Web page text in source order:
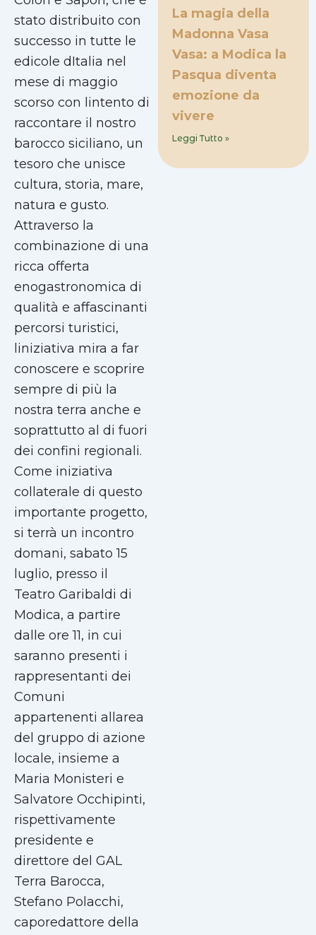
stato distribuito con
successo in tutte le
edicole dItalia nel
mese di maggio
scorso con lintento di
raccontare il nostro
barocco siciliano, un
tesoro che unisce
cultura, storia, mare,
natura e gusto.
Attraverso la
combinazione di una
ricca offerta
enogastronomica di
qualità e affascinanti
percorsi turistici,
liniziativa mira a far
conoscere e scoprire
sempre di più la
nostra terra anche e
soprattutto al di fuori
dei confini regionali.
Come iniziativa
collaterale di questo
importante progetto,
si terrà un incontro
domani, sabato 15
luglio, presso il
Teatro Garibaldi di
Modica, a partire
dalle ore 11, in cui
saranno presenti i
rappresentanti dei
Comuni
appartenenti allarea
del gruppo di azione
locale, insieme a
Maria Monisteri e
Salvatore Occhipinti,
rispettivamente
presidente e
direttore del GAL
Terra Barocca,
Stefano Polacchi,
caporedattore della
La magia della
Madonna Vasa
Vasa: a Modica la
Pasqua diventa
emozione da
vivere
Leggi Tutto »